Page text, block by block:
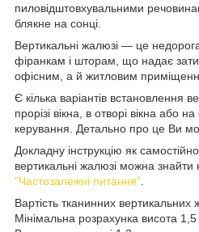
пиловідштовхувальними
блякне на сонці.
Вертикальні жалюзі — це
фіранкам і шторам, що надає
офісним, а й житловим
Є кілька варіантів встановлення
прорізі вікна, в отворі вікна або
керування. Детально про це Ви
Докладну інструкцію як
вертикальні жалюзі можна знайти
"Частозалежні питання"
Вартість тканинних вертикальних
Мінімальна розрахунка висота